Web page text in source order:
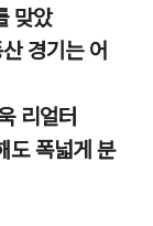
맞았
경기는 어
리얼터
폭넓게 분